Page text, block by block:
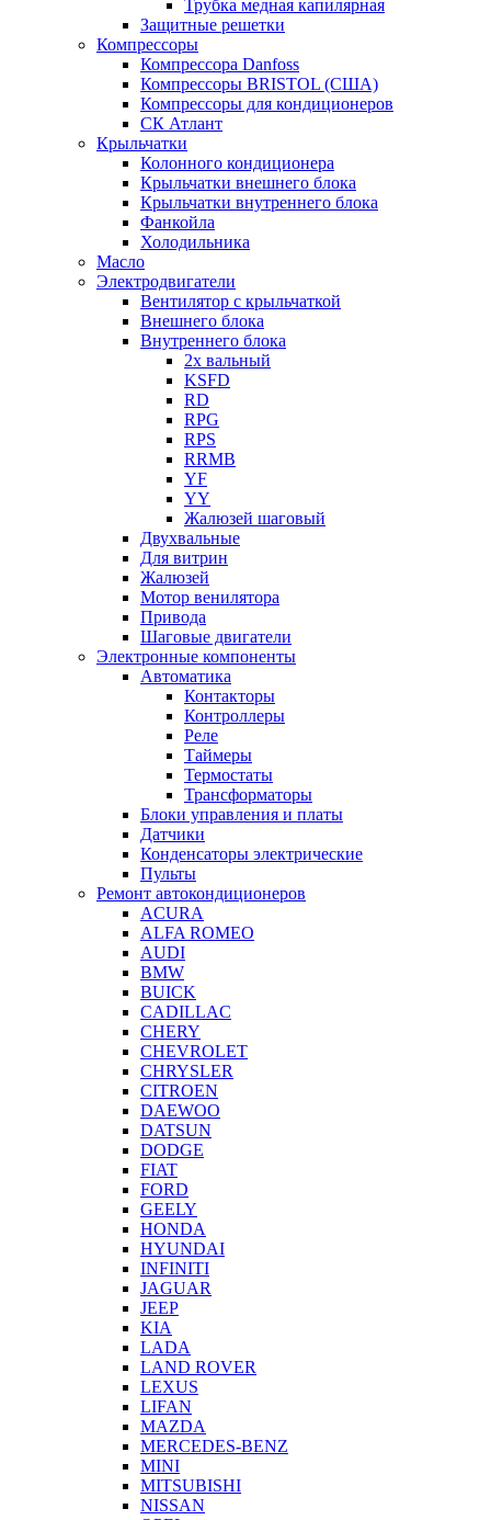
Трубка медная капилярная
Защитные решетки
Компрессоры
Компрессора Danfoss
Компрессоры BRISTOL (США)
Компрессоры для кондиционеров
СК Атлант
Крыльчатки
Колонного кондиционера
Крыльчатки внешнего блока
Крыльчатки внутреннего блока
Фанкойла
Холодильника
Масло
Электродвигатели
Вентилятор с крыльчаткой
Внешнего блока
Внутреннего блока
2х вальный
KSFD
RD
RPG
RPS
RRMB
YF
YY
Жалюзей шаговый
Двухвальные
Для витрин
Жалюзей
Мотор венилятора
Привода
Шаговые двигатели
Электронные компоненты
Автоматика
Контакторы
Контроллеры
Реле
Таймеры
Термостаты
Трансформаторы
Блоки управления и платы
Датчики
Конденсаторы электрические
Пульты
Ремонт автокондиционеров
ACURA
ALFA ROMEO
AUDI
BMW
BUICK
CADILLAC
CHERY
CHEVROLET
CHRYSLER
CITROEN
DAEWOO
DATSUN
DODGE
FIAT
FORD
GEELY
HONDA
HYUNDAI
INFINITI
JAGUAR
JEEP
KIA
LADA
LAND ROVER
LEXUS
LIFAN
MAZDA
MERCEDES-BENZ
MINI
MITSUBISHI
NISSAN